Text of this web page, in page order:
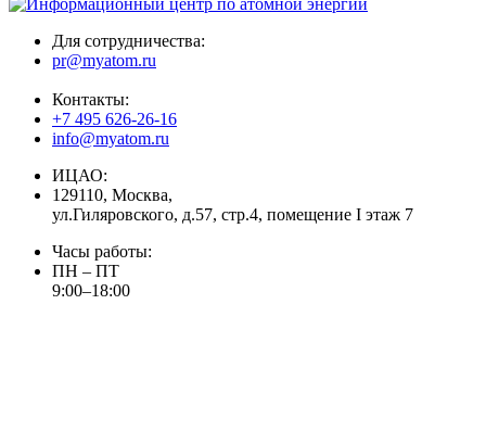
Для сотрудничества:
pr@myatom.ru
Контакты:
+7 495 626-26-16
info@myatom.ru
ИЦАО:
129110, Москва,
ул.Гиляровского, д.57, стр.4, помещение I этаж 7
Часы работы:
ПН – ПТ
9:00–18:00